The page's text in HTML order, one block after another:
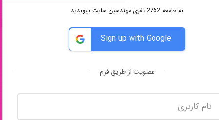
به جامعه 2762 نفری مهندسین سایت بپیوندید
Sign up with Google
عضویت از طریق فرم